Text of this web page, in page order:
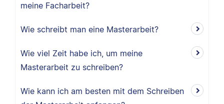
meine Facharbeit?
Wie schreibt man eine Masterarbeit?
Wie viel Zeit habe ich, um meine
Masterarbeit zu schreiben?
Wie kann ich am besten mit dem Schreiben